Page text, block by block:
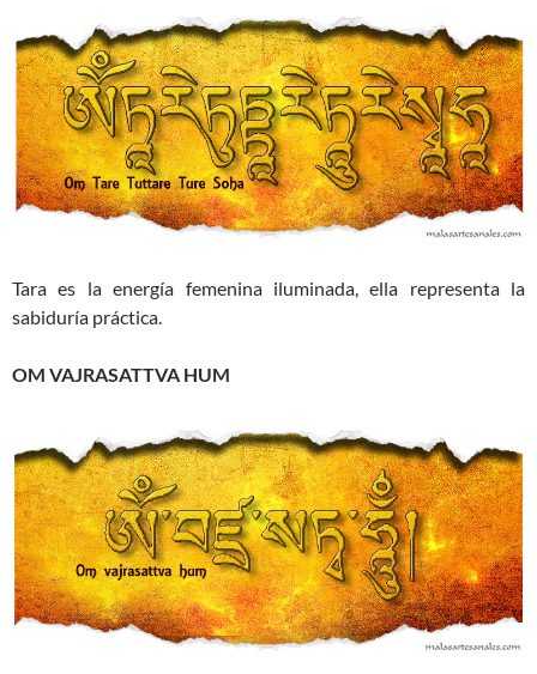
Tara es la energía femenina iluminada, ella representa la
sabiduría práctica.
OM VAJRASATTVA HUM